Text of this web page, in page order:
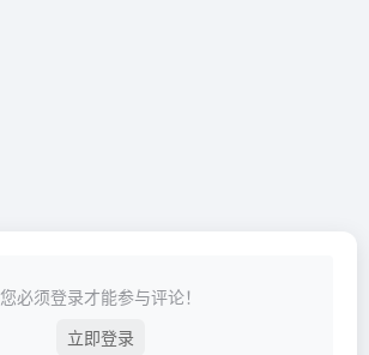
您必须登录才能参与评论！
立即登录